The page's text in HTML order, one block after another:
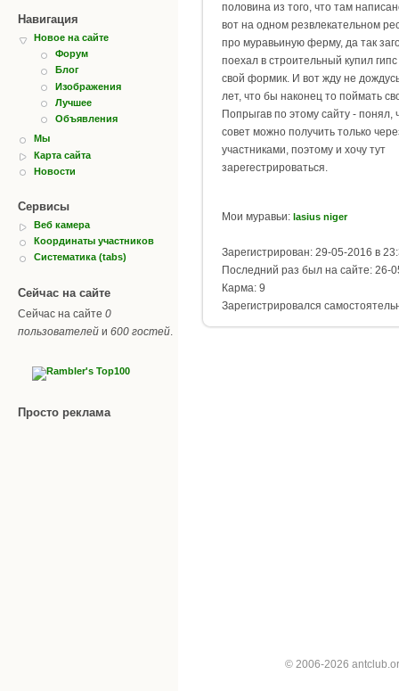
Навигация
Новое на сайте
Форум
Блог
Изображения
Лучшее
Объявления
Мы
Карта сайта
Новости
Сервисы
Веб камера
Координаты участников
Систематика (tabs)
Сейчас на сайте
Сейчас на сайте 0
пользователей и 600 гостей.
Просто реклама
половина из того, что там
вот на одном резвлекательном
про муравьиную ферму, да так
поехал в строительный купил
свой формик. И вот жду не
лет, что бы наконец то поймать
Попрыгав по этому сайту -
совет можно получить только
участниками, поэтому и хочу тут
зарегестрироваться.
Мои муравьи: lasius niger
Зарегистрирован: 29-05-2016 в
Последний раз был на сайте: 26-
Карма: 9
Зарегистрировался
© 2006-2026